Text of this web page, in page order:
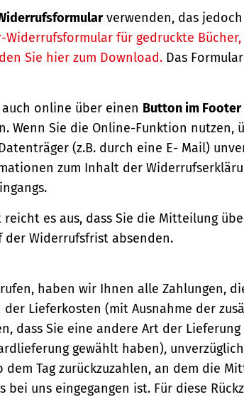
verwenden, das
Widerrufsformular für gedruckte
Sie hier zum Download. Das
online über einen Button im
Wenn Sie die Online-Funktion nutzen,
(z.B. durch eine E- Mail)
zum Inhalt der
es aus, dass Sie die Mitteilung
der Widerrufsfrist absenden.
haben wir Ihnen alle Zahlungen,
Lieferkosten (mit Ausnahme der
dass Sie eine andere Art der
gewählt haben),
dem Tag zurückzuzahlen, an dem die
bei uns eingegangen ist. Für diese